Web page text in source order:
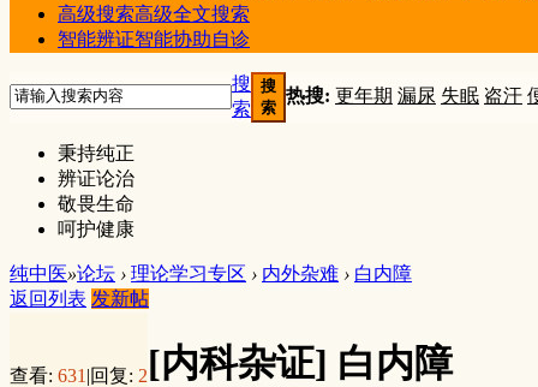
高级搜索高级全文搜索
智能辨证智能协助自诊
搜
索
搜
索
热搜: 更年期 漏尿 失眠 盗汗
秉持纯正
辨证论治
敬畏生命
呵护健康
纯中医»论坛 › 理论学习专区 › 内外杂难 › 白内障
返回列表 发新帖
查看: 631 |回复: 2[内科杂证] 白内障